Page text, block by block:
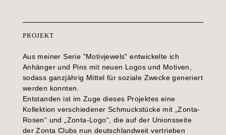
PROJEKT
Aus meiner Serie "Motivjewels" entwickelte ich
Anhänger und Pins mit neuen Logos und Motiven,
sodass ganzjährig Mittel für soziale Zwecke generiert
werden konnten.
Entstanden ist im Zuge dieses Projektes eine
Kollektion verschiedener Schmuckstücke mit „Zonta-
Rosen“ und „Zonta-Logo“, die auf der Unionsseite
der Zonta Clubs nun deutschlandweit vertrieben